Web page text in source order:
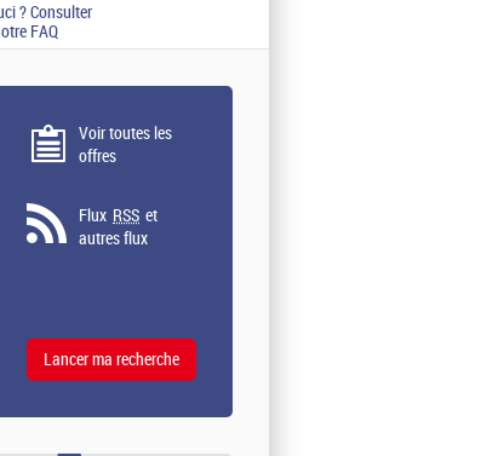
? Consulter
FAQ
Voir toutes les
offres
Flux RSS et
autres flux